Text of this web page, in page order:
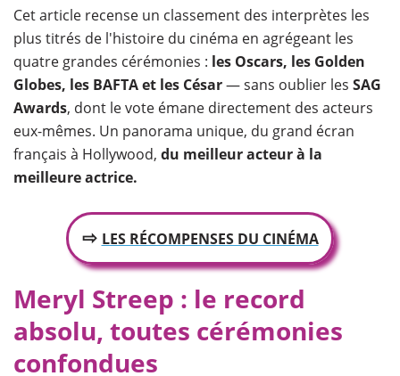
Cet article recense un classement des interprètes les
plus titrés de l'histoire du cinéma en agrégeant les
quatre grandes cérémonies : les Oscars, les Golden
Globes, les BAFTA et les César— sans oublier les SAG
Awards, dont le vote émane directement des acteurs
eux-mêmes. Un panorama unique, du grand écran
français à Hollywood, du meilleur acteur à la
meilleure actrice.
⇨ LES RÉCOMPENSES DU CINÉMA
Meryl Streep : le record
absolu, toutes cérémonies
confondues